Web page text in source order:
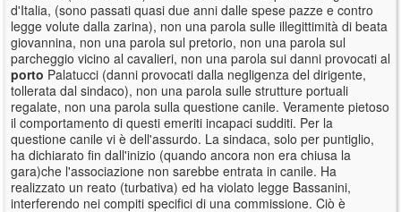
d'Italia, (sono passati quasi due anni dalle spese pazze e contro
legge volute dalla zarina), non una parola sulle illegittimità di beata
giovannina, non una parola sul pretorio, non una parola sul
parcheggio vicino al cavalieri, non una parola sui danni provocati al
porto Palatucci (danni provocati dalla negligenza del dirigente,
tollerata dal sindaco), non una parola sulle strutture portuali
regalate, non una parola sulla questione canile. Veramente pietoso
il comportamento di questi emeriti incapaci sudditi. Per la
questione canile vi è dell'assurdo. La sindaca, solo per puntiglio,
ha dichiarato fin dall'inizio (quando ancora non era chiusa la
gara)che l'associazione non sarebbe entrata in canile. Ha
realizzato un reato (turbativa) ed ha violato legge Bassanini,
interferendo nei compiti specifici di una commissione. Ciò è